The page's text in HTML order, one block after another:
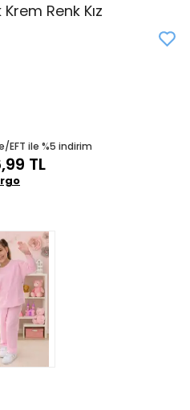
Renk Kız
EFT ile %5 indirim
TL